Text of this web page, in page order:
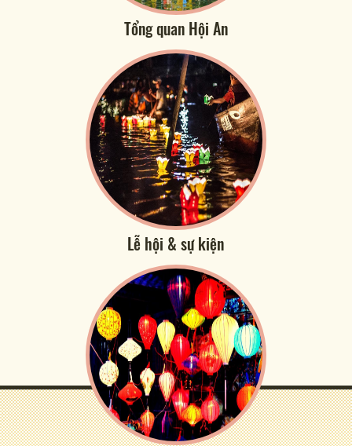
Tổng quan Hội An
Lễ hội & sự kiện